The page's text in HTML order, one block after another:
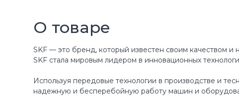
О товаре
SKF — это бренд, который известен своим качеством
SKF стала мировым лидером в инновационных
Используя передовые технологии в производстве и
надежную и бесперебойную работу машин и